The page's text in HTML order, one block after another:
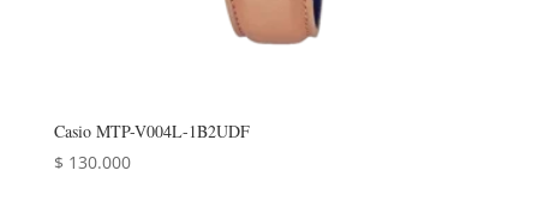
Casio MTP-V004L-1B2UDF
$ 130.000